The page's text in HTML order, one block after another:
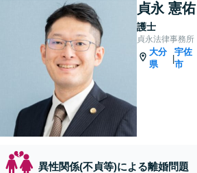
貞永 憲佑
護士
貞永法律事務所
大分
県
|
宇佐
市
異性関係(不貞等)による離婚問題